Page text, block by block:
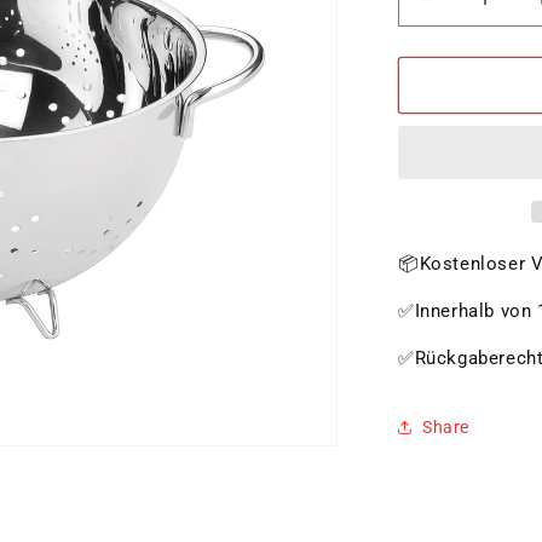
Verringere
die
Menge
📦Kostenloser
✅Innerhalb von
Share